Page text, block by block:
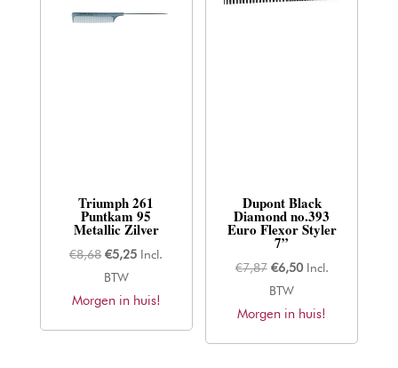
Triumph 261
Puntkam 95
Metallic Zilver
€8,68 Oorspronkelijke
prijs
was:
€5,25Huidige
is:
Incl.
BTW
Morgen in huis!
Dupont Black
Diamond no.393
Euro Flexor Styler
7”
€7,87 Oorspronkelijke
prijs
was:
€6,50Huidige
is:
Incl.
BTW
Morgen in huis!